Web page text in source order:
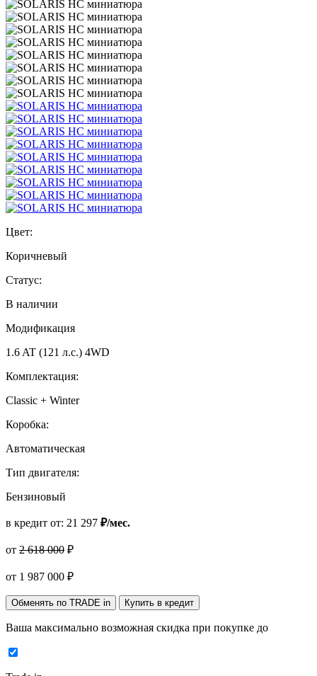
Цвет:
Коричневый
Статус:
В наличии
Модификация
1.6 AT (121 л.с.) 4WD
Комплектация:
Classic + Winter
Коробка:
Автоматическая
Тип двигателя:
Бензиновый
в кредит от: 21 297 ₽/мес.
от 2 618 000 ₽
от 1 987 000 ₽
Обменять по TRADE in Купить в кредит
Ваша максимально возможная скидка при покупке до